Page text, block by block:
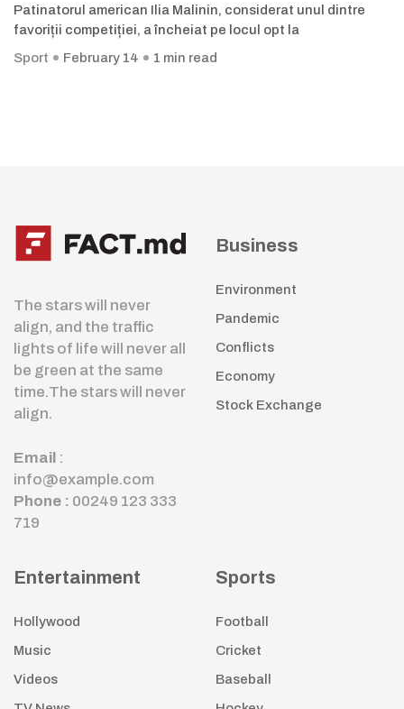
Patinatorul american Ilia Malinin, considerat unul dintre
favoriții competiției, a încheiat pe locul opt la
Sport
February 14 1 min read
The stars will never
align, and the traffic
lights of life will never all
be green at the same
time.The stars will never
align.
Email :
info@example.com
Phone : 00249 123 333
719
Business
Environment
Pandemic
Conflicts
Economy
Stock Exchange
Entertainment
Hollywood
Music
Videos
Sports
Football
Cricket
Baseball